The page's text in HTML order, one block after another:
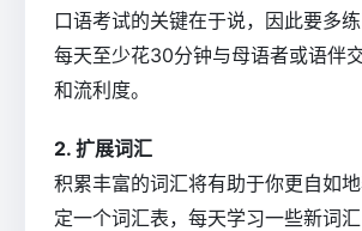
口语考试的关键在于说，因此要多练
每天至少花30分钟与母语者或语伴
和流利度。
2. 扩展词汇
积累丰富的词汇将有助于你更自如
定一个词汇表，每天学习一些新词